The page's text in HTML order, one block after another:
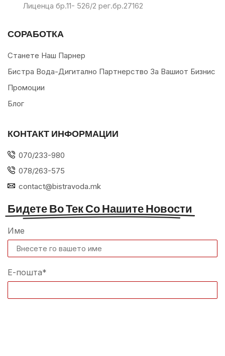
Лиценца бр.11- 526/2 рег.бр.27162
СОРАБОТКА
Станете Наш Парнер
Бистра Вода-Дигитално Партнерство За Вашиот Бизнис
Промоции
Блог
КОНТАКТ ИНФОРМАЦИИ
070/233-980
078/263-575
contact@bistravoda.mk
Бидете Во Тек Со Нашите Новости
Име
Е-пошта*